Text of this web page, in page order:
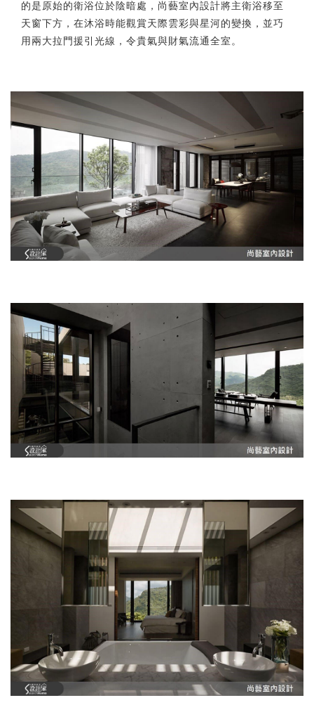
的是原始的衛浴位於陰暗處，尚藝室內設計將主衛浴移至
天窗下方，在沐浴時能觀賞天際雲彩與星河的變換，並巧
用兩大拉門援引光線，令貴氣與財氣流通全室。